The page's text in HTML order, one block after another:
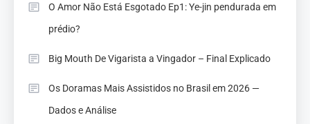
O Amor Não Está Esgotado Ep1: Ye-jin pendurada em
prédio?
Big Mouth De Vigarista a Vingador – Final Explicado
Os Doramas Mais Assistidos no Brasil em 2026 —
Dados e Análise